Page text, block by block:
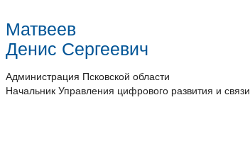
Матвеев
Денис Сергеевич
Администрация Псковской области
Начальник Управления цифрового развития и связи